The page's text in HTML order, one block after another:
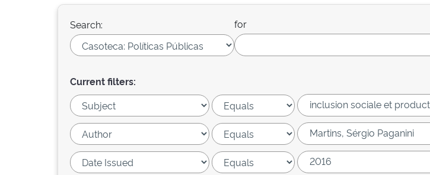
Search: for
Current filters: